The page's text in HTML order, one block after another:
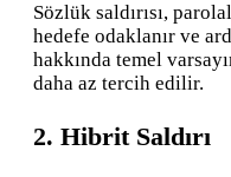
Sözlük saldırısı,
hedefe odaklanır ve
hakkında temel
daha az tercih edilir.
2. Hibrit Saldırı